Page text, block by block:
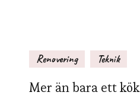
Renovering Teknik
Mer än bara ett kök